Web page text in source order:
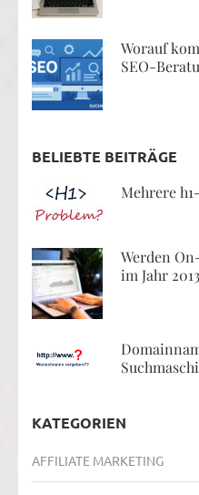
Worauf
SEO-
BELIEBTE BEITRÄGE
Mehrere
Werden
im Jahr
KATEGORIEN
AFFILIATE MARKETING